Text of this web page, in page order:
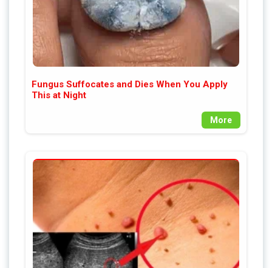
Fungus Suffocates and Dies When You Apply
This at Night
More